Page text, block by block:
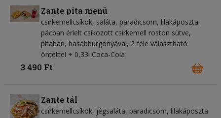
Zante pita menü
csirkemellcsíkok saláta paradicsom lilakáposzta
pácban érlelt csíkozott csirkemell roston sütve,
pitában, hasábburgonyával, 2 féle választható
öntettel + 0,33l Coca-Cola
3 490 Ft
Zante tál
csirkemellcsíkok jégsaláta paradicsom lilakáposzta